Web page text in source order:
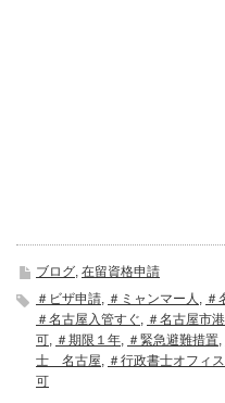
ブログ, 在留資格申請
＃ビザ申請, ＃ミャンマー人 , ＃
＃名古屋入管すぐ, ＃名古屋市
可, ＃期限１年, ＃緊急避難措置,
士 名古屋, ＃行政書士オフィ
可